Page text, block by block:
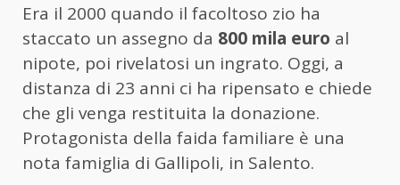
Era il 2000 quando il facoltoso zio ha
staccato un assegno da 800 mila euro al
nipote, poi rivelatosi un ingrato. Oggi, a
distanza di 23 anni ci ha ripensato e chiede
che gli venga restituita la donazione.
Protagonista della faida familiare è una
nota famiglia di Gallipoli, in Salento.